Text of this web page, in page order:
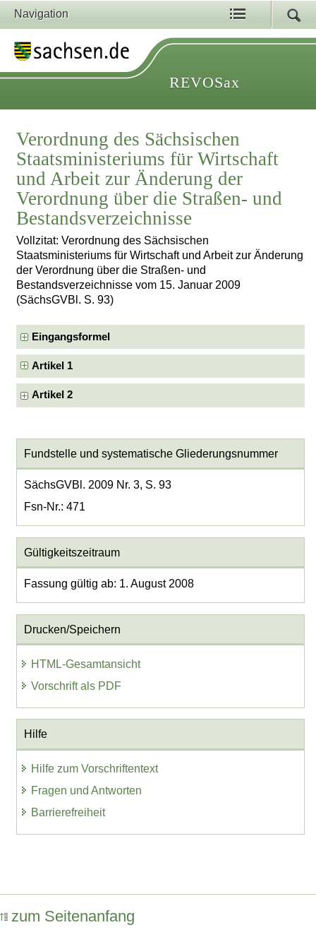
Navigation
REVOSax
Verordnung des Sächsischen
Staatsministeriums für Wirtschaft
und Arbeit zur Änderung der
Verordnung über die Straßen- und
Bestandsverzeichnisse
Vollzitat: Verordnung des Sächsischen
Staatsministeriums für Wirtschaft und Arbeit zur Änderung
der Verordnung über die Straßen- und
Bestandsverzeichnisse vom 15. Januar 2009
(SächsGVBl. S. 93)
Eingangsformel
Artikel 1
Artikel 2
Fundstelle und systematische Gliederungsnummer
SächsGVBl. 2009 Nr. 3, S. 93
Fsn-Nr.: 471
Gültigkeitszeitraum
Fassung gültig ab: 1. August 2008
Drucken/Speichern
HTML-Gesamtansicht
Vorschrift als PDF
Hilfe
Hilfe zum Vorschriftentext
Fragen und Antworten
Barrierefreiheit
zum Seitenanfang